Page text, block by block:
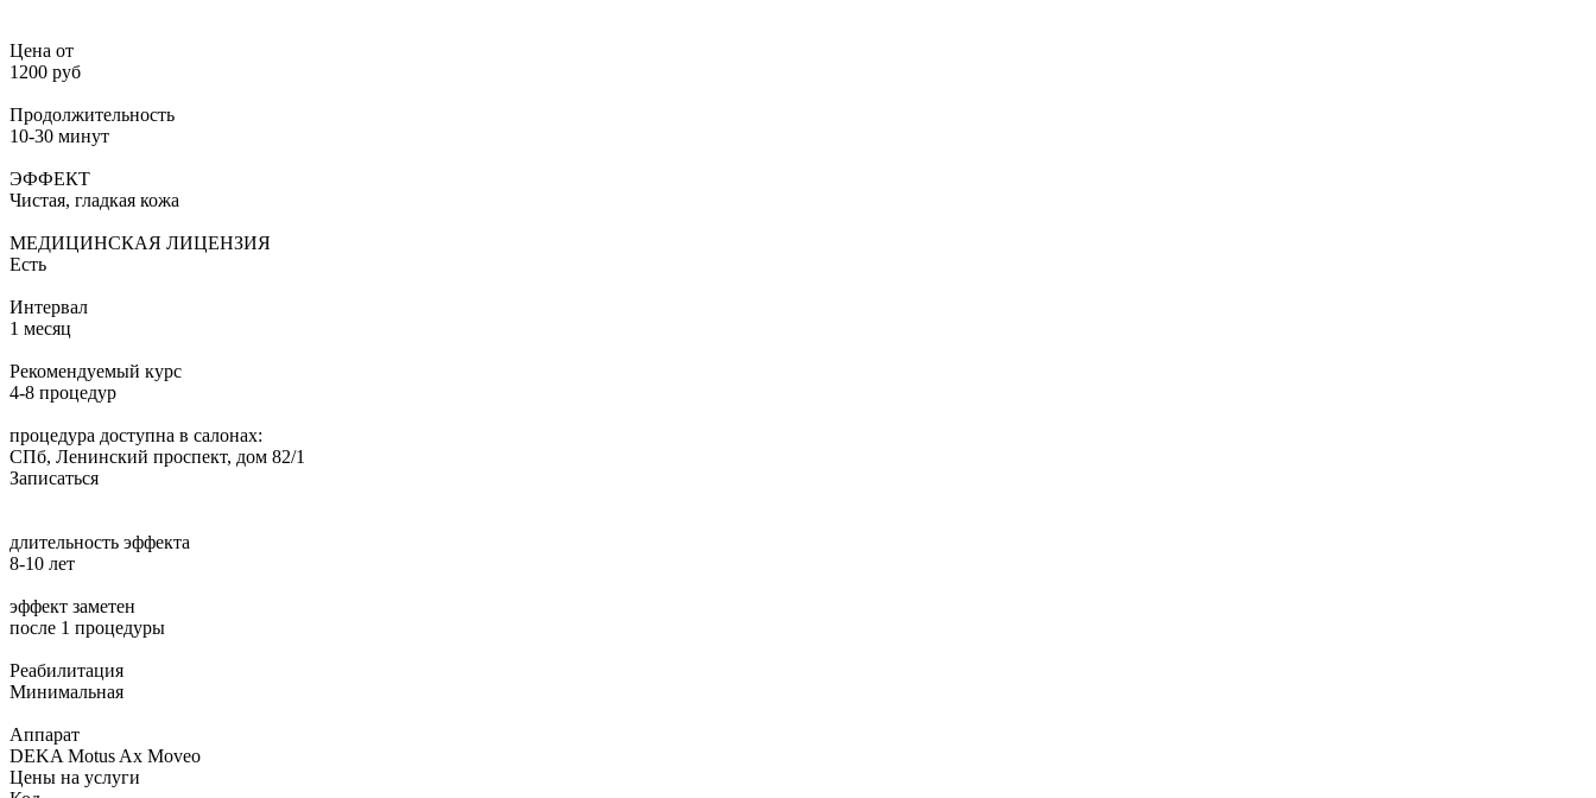
Цена от
1200 руб
Продолжительность
10-30 минут
ЭФФЕКТ
Чистая, гладкая кожа
МЕДИЦИНСКАЯ ЛИЦЕНЗИЯ
Есть
Интервал
1 месяц
Рекомендуемый курс
4-8 процедур
процедура доступна в салонах:
СПб, Ленинский проспект, дом 82/1
Записаться
длительность эффекта
8-10 лет
эффект заметен
после 1 процедуры
Реабилитация
Минимальная
Аппарат
DEKA Motus Ax Moveo
Цены на услуги